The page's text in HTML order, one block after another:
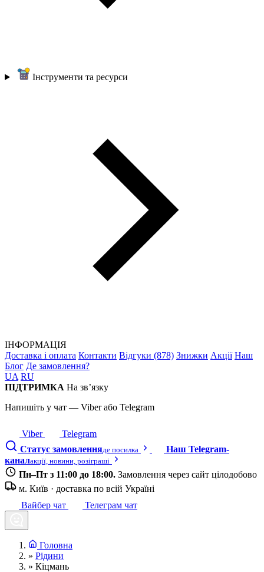
Інструменти та ресурси
ІНФОРМАЦІЯ
Доставка і оплата Контакти Відгуки (878) Знижки Акції Наш
Блог Де замовлення?
UA RU
ПІДТРИМКА На зв’язку
Напишіть у чат — Viber або Telegram
Viber
Telegram
Статус замовленняде посилка
Наш Telegram-
каналакції, новини, розіграші
Пн–Пт з 11:00 до 18:00. Замовлення через сайт цілодобово
м. Київ · доставка по всій Україні
Вайбер чат
Телеграм чат
Головна
» Рідини
» Кіцмань